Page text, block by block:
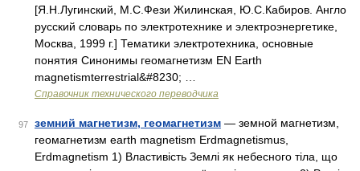
[Я.Н.Лугинский, М.С.Фези Жилинская, Ю.С.Кабиров. Англо
русский словарь по электротехнике и электроэнергетике,
Москва, 1999 г.] Тематики электротехника, основные
понятия Синонимы геомагнетизм EN Earth
magnetismterrestrial&#8230; …
Справочник технического переводчика
97 земний магнетизм, геомагнетизм — земной магнетизм,
геомагнетизм earth magnetism Erdmagnetismus,
Erdmagnetism 1) Властивість Землі як небесного тіла, що